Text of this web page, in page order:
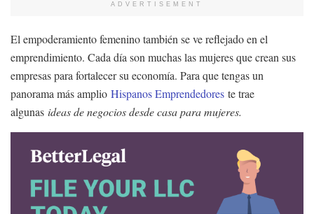
ADVERTISEMENT
El empoderamiento femenino también se ve reflejado en el
emprendimiento. Cada día son muchas las mujeres que crean sus
empresas para fortalecer su economía. Para que tengas un
panorama más amplio Hispanos Emprendedores te trae
algunas ideas de negocios desde casa para mujeres.